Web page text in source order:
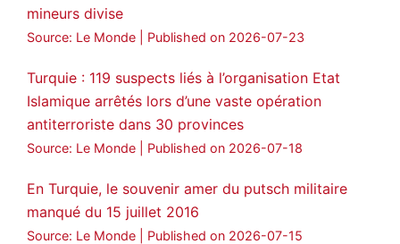
mineurs divise
Source: Le Monde Published on 2026-07-23
Turquie : 119 suspects liés à l’organisation Etat
Islamique arrêtés lors d’une vaste opération
antiterroriste dans 30 provinces
Source: Le Monde Published on 2026-07-18
En Turquie, le souvenir amer du putsch militaire
manqué du 15 juillet 2016
Source: Le Monde Published on 2026-07-15